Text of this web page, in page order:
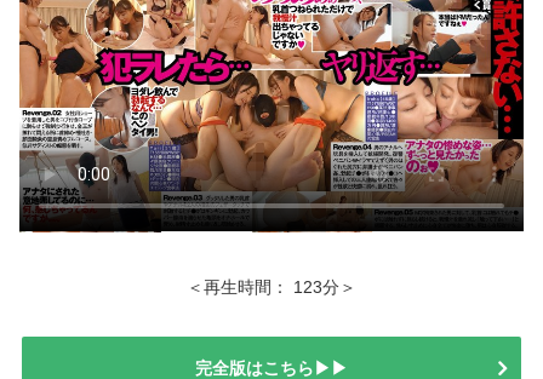
＜再生時間： 123分＞
完全版はこちら▶▶